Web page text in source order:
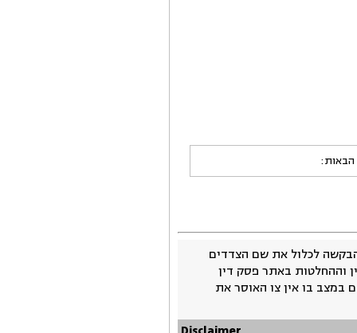
הבאות:
לכלול את שם הצדדים
וההחלטות באתר פסק דין
במצב בו אין צו האוסר את